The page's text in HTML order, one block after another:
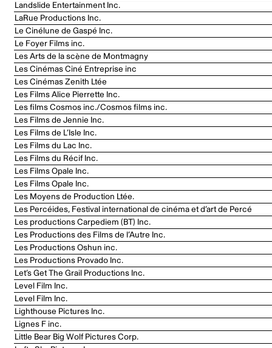
Landslide Entertainment Inc.
LaRue Productions Inc.
Le Cinélune de Gaspé Inc.
Le Foyer Films inc.
Les Arts de la scène de Montmagny
Les Cinémas Ciné Entreprise inc
Les Cinémas Zenith Ltée
Les Films Alice Pierrette Inc.
Les films Cosmos inc./Cosmos films inc.
Les Films de Jennie Inc.
Les Films de L’Isle Inc.
Les Films du Lac Inc.
Les Films du Récif Inc.
Les Films Opale Inc.
Les Films Opale Inc.
Les Moyens de Production Ltée.
Les Percéides, Festival international de cinéma et d’art de Percé
Les productions Carpediem (BT) Inc.
Les Productions des Films de l’Autre Inc.
Les Productions Oshun inc.
Les Productions Provado Inc.
Let’s Get The Grail Productions Inc.
Level Film Inc.
Level Film Inc.
Lighthouse Pictures Inc.
Lignes F inc.
Little Bear Big Wolf Pictures Corp.